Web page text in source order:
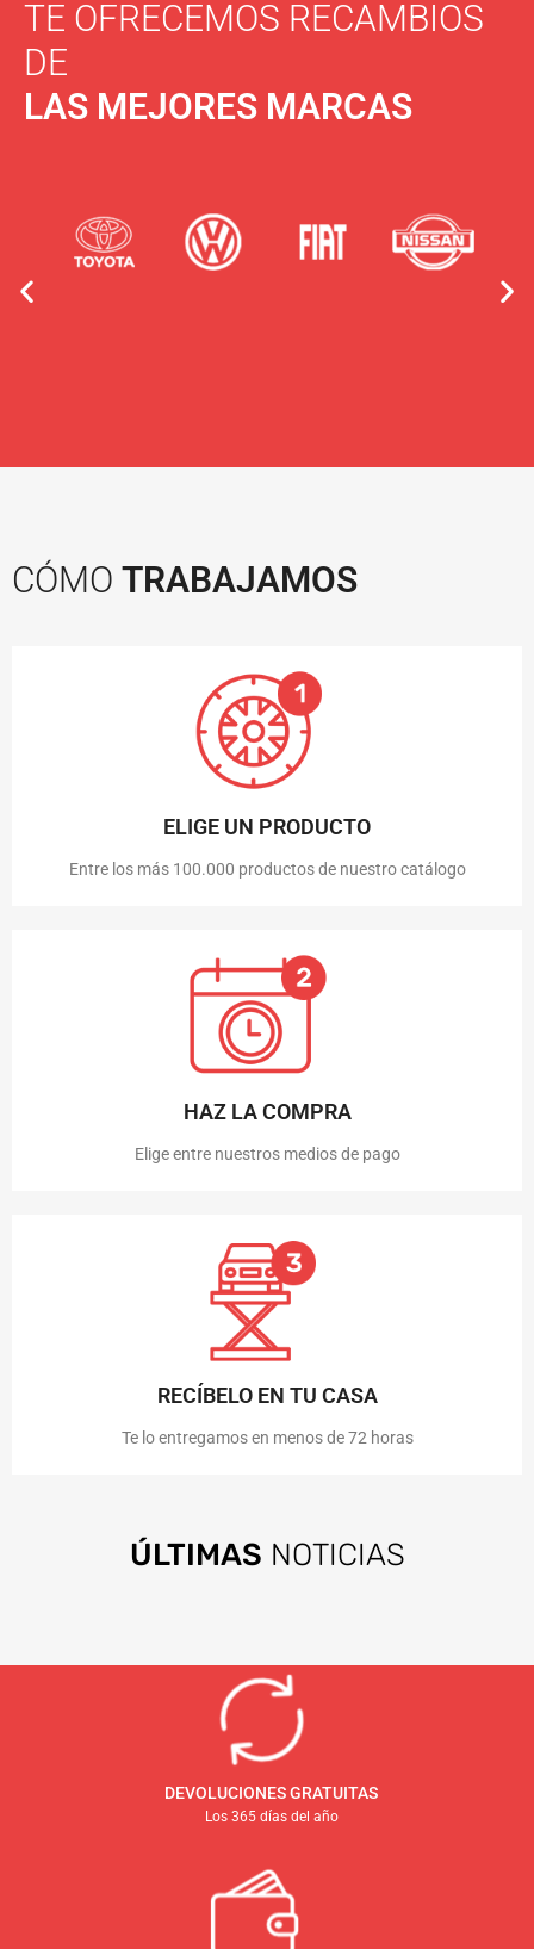
TE OFRECEMOS RECAMBIOS
DE
LAS MEJORES MARCAS
CÓMO TRABAJAMOS
ELIGE UN PRODUCTO
Entre los más 100.000 productos de nuestro catálogo
HAZ LA COMPRA
Elige entre nuestros medios de pago
RECÍBELO EN TU CASA
Te lo entregamos en menos de 72 horas
ÚLTIMAS NOTICIAS
DEVOLUCIONES GRATUITAS
Los 365 días del año